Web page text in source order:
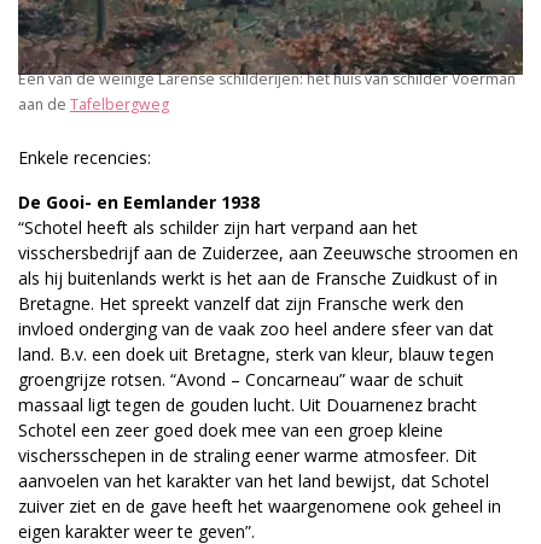
Een van de weinige Larense schilderijen: het huis van schilder Voerman
aan de Tafelbergweg
Enkele recencies:
De Gooi- en Eemlander 1938
“Schotel heeft als schilder zijn hart verpand aan het
visschersbedrijf aan de Zuiderzee, aan Zeeuwsche stroomen en
als hij buitenlands werkt is het aan de Fransche Zuidkust of in
Bretagne. Het spreekt vanzelf dat zijn Fransche werk den
invloed onderging van de vaak zoo heel andere sfeer van dat
land. B.v. een doek uit Bretagne, sterk van kleur, blauw tegen
groengrijze rotsen. “Avond – Concarneau” waar de schuit
massaal ligt tegen de gouden lucht. Uit Douarnenez bracht
Schotel een zeer goed doek mee van een groep kleine
vischersschepen in de straling eener warme atmosfeer. Dit
aanvoelen van het karakter van het land bewijst, dat Schotel
zuiver ziet en de gave heeft het waargenomene ook geheel in
eigen karakter weer te geven”.